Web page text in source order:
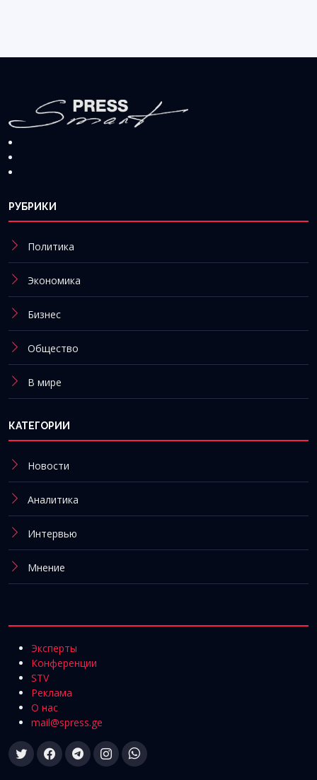
РУБРИКИ
Политика
Экономика
Бизнес
Общество
В мире
КАТЕГОРИИ
Новости
Аналитика
Интервью
Мнение
Эксперты
Конференции
STV
Реклама
О нас
mail@spress.ge